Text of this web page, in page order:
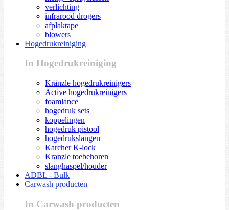
verlichting
infrarood drogers
afplaktape
blowers
Hogedrukreiniging
In Hogedrukreiniging
Kränzle hogedrukreinigers
Active hogedrukreinigers
foamlance
hogedruk sets
koppelingen
hogedruk pistool
hogedrukslangen
Karcher K-lock
Kranzle toebehoren
slanghaspel/houder
ADBL - Bulk
Carwash producten
In Carwash producten